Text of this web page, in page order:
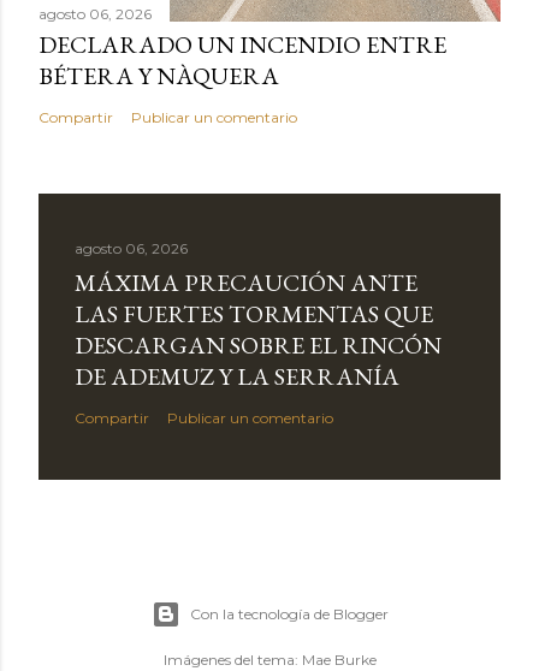
agosto 06, 2026
DECLARADO UN INCENDIO ENTRE
BÉTERA Y NÀQUERA
Compartir Publicar un comentario
agosto 06, 2026
MÁXIMA PRECAUCIÓN ANTE
LAS FUERTES TORMENTAS QUE
DESCARGAN SOBRE EL RINCÓN
DE ADEMUZ Y LA SERRANÍA
Compartir Publicar un comentario
Con la tecnología de Blogger
Imágenes del tema: Mae Burke